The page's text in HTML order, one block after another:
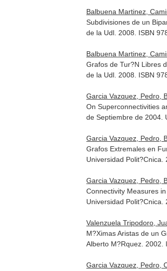
Balbuena Martinez,
Subdivisiones de un
de la Udl. 2008. ISBN
Balbuena Martinez,
Grafos de Tur?N Libres
de la Udl. 2008. ISBN
Garcia Vazquez, Pedro,
On Superconnectivities
de Septiembre de 2004
Garcia Vazquez, Pedro,
Grafos Extremales en
Universidad
Garcia Vazquez, Pedro,
Connectivity Measures
Universidad
Valenzuela Tripodoro,
M?Ximas Aristas de un
Alberto M?Rquez. 2002.
Garcia Vazquez, Pedro,